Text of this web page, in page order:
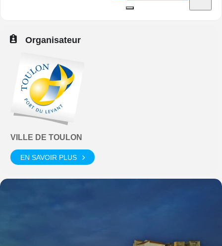
Organisateur
VILLE DE TOULON
EN SAVOIR PLUS